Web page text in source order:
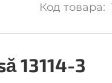
Код товара:
13114-3